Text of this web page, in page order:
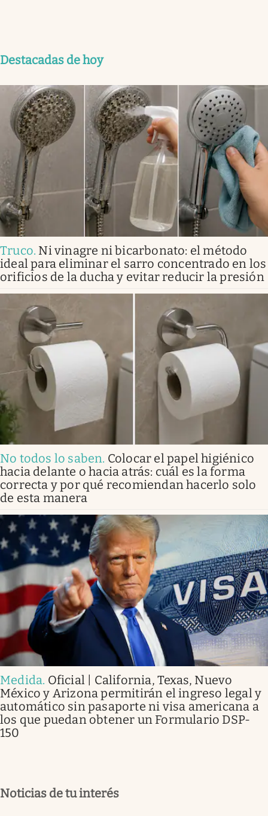
Destacadas de hoy
Truco. Ni vinagre ni bicarbonato: el método
ideal para eliminar el sarro concentrado en los
orificios de la ducha y evitar reducir la presión
No todos lo saben. Colocar el papel higiénico
hacia delante o hacia atrás: cuál es la forma
correcta y por qué recomiendan hacerlo solo
de esta manera
Medida. Oficial | California, Texas, Nuevo
México y Arizona permitirán el ingreso legal y
automático sin pasaporte ni visa americana a
los que puedan obtener un Formulario DSP-
150
Noticias de tu interés